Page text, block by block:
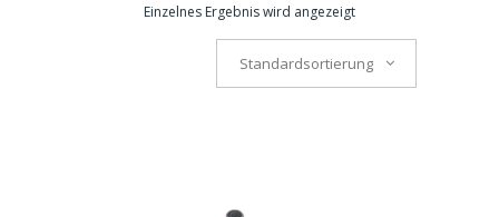
Einzelnes Ergebnis wird angezeigt
Standardsortierung